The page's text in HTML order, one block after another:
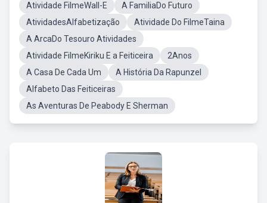
Atividade FilmeWall-E
A FamiliaDo Futuro
AtividadesAlfabetização
Atividade Do FilmeTaina
A ArcaDo Tesouro Atividades
Atividade FilmeKiriku E a Feiticeira
2Anos
A Casa De Cada Um
A História Da Rapunzel
Alfabeto Das Feiticeiras
As Aventuras De Peabody E Sherman